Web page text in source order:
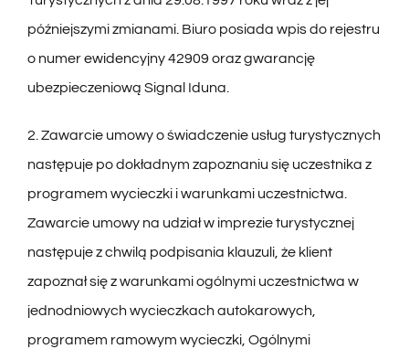
późniejszymi zmianami. Biuro posiada wpis do rejestru
o numer ewidencyjny 42909 oraz gwarancję
ubezpieczeniową Signal Iduna.
2. Zawarcie umowy o świadczenie usług turystycznych
następuje po dokładnym zapoznaniu się uczestnika z
programem wycieczki i warunkami uczestnictwa.
Zawarcie umowy na udział w imprezie turystycznej
następuje z chwilą podpisania klauzuli, że klient
zapoznał się z warunkami ogólnymi uczestnictwa w
jednodniowych wycieczkach autokarowych,
programem ramowym wycieczki, Ogólnymi